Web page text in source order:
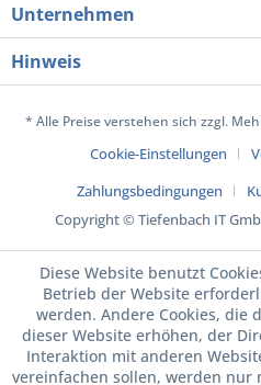
Unternehmen
Hinweis
* Alle Preise verstehen sich zzgl.
Cookie-Einstellungen
Zahlungsbedingungen
Copyright © Tiefenbach IT
Diese Website benutzt
Betrieb der Website
werden. Andere Cookies, die
dieser Website erhöhen, der
Interaktion mit anderen
vereinfachen sollen, werden nur